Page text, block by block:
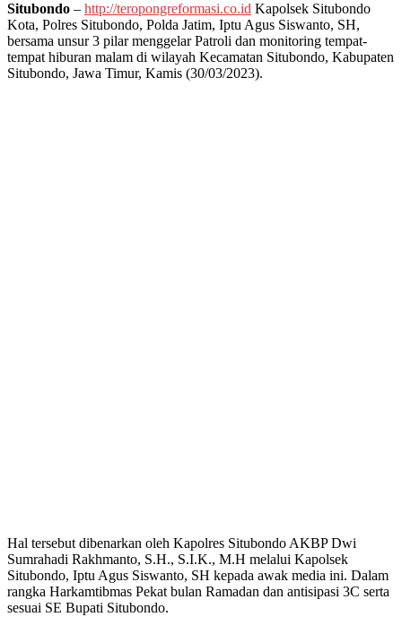
Situbondo – http://teropongreformasi.co.id Kapolsek Situbondo
Kota, Polres Situbondo, Polda Jatim, Iptu Agus Siswanto, SH,
bersama unsur 3 pilar menggelar Patroli dan monitoring tempat-
tempat hiburan malam di wilayah Kecamatan Situbondo, Kabupaten
Situbondo, Jawa Timur, Kamis (30/03/2023).
Hal tersebut dibenarkan oleh Kapolres Situbondo AKBP Dwi
Sumrahadi Rakhmanto, S.H., S.I.K., M.H melalui Kapolsek
Situbondo, Iptu Agus Siswanto, SH kepada awak media ini. Dalam
rangka Harkamtibmas Pekat bulan Ramadan dan antisipasi 3C serta
sesuai SE Bupati Situbondo.